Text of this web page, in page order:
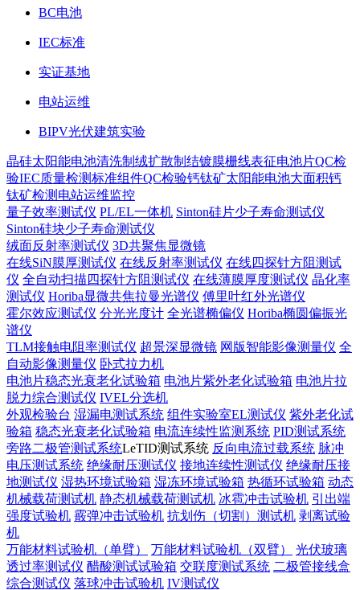
BC电池
IEC标准
实证基地
电站运维
BIPV光伏建筑实验
晶硅太阳能电池清洗制绒扩散制结镀膜栅线表征电池片QC检
验IEC质量检测标准组件QC检验钙钛矿太阳能电池大面积钙
钛矿检测 电站运维监控
量子效率测试仪 PL/EL一体机 Sinton硅片少子寿命测试仪
Sinton硅块少子寿命测试仪
绒面反射率测试仪 3D共聚焦显微镜
在线SiN膜厚测试仪 在线反射率测试仪 在线四探针方阻测试
仪 全自动扫描四探针方阻测试仪 在线薄膜厚度测试仪 晶化率
测试仪 Horiba显微共焦拉曼光谱仪 傅里叶红外光谱仪
霍尔效应测试仪 分光光度计 全光谱椭偏仪 Horiba椭圆偏振光
谱仪
TLM接触电阻率测试仪 超景深显微镜 网版智能影像测量仪 全
自动影像测量仪 卧式拉力机
电池片稳态光衰老化试验箱 电池片紫外老化试验箱 电池片拉
脱力综合测试仪 IVEL分选机
外观检验台 湿漏电测试系统 组件实验室EL测试仪 紫外老化试
验箱 稳态光衰老化试验箱 电流连续性监测系统 PID测试系统
旁路二极管测试系统LeTID测试系统 反向电流过载系统 脉冲
电压测试系统 绝缘耐压测试仪 接地连续性测试仪 绝缘耐压接
地测试仪 湿热环境试验箱 湿冻环境试验箱 热循环试验箱 动态
机械载荷测试机 静态机械载荷测试机 冰雹冲击试验机 引出端
强度试验机 霰弹冲击试验机 抗划伤（切割）测试机 剥离试验
机
万能材料试验机（单臂）
万能材料试验机（双臂）
光伏玻璃
透过率测试仪 醋酸测试试验箱 交联度测试系统 二极管接线盒
综合测试仪 落球冲击试验机 IV测试仪